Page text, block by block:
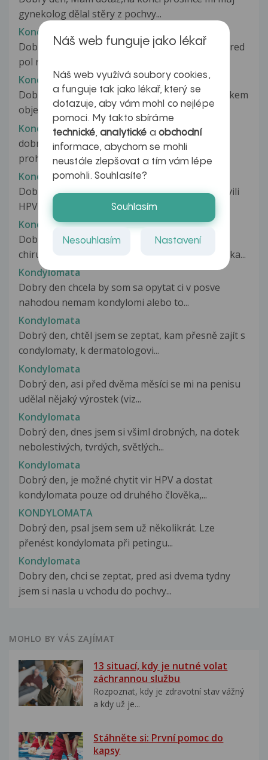
gynekolog dělal stěry z pochvy...
Kondylomata
Dobrý deň, kondylomata sa u mňa objavili asi pred
pol rokom. Pani doktorka...
Kondylomata
Dobrý den. Na penisu se mi před zhruba půl rokem
objevily drobné výrůstky...
Kondylomata
dobrý den,můj problém je že mě gynekol na
prohlídce po šestinedělí potvrdil...
Kondylomata
Dobrý den, u bývalé přítelkyně před 2 lety objevili
HPV vir. Já do té doby...
Kondylomata
Dobrý den, mám partnerku, která byla na
chirurgickém odstraněí kondylomat. Gynekoložka...
Kondylomata
Dobry den chcela by som sa opytat ci v posve
nahodou nemam kondylomi alebo to...
Kondylomata
Dobrý den, chtěl jsem se zeptat, kam přesně zajít s
condylomaty, k dermatologovi...
Kondylomata
Dobrý den, asi před dvěma měsíci se mi na penisu
udělal nějaký výrostek (viz...
Kondylomata
Dobrý den, dnes jsem si všiml drobných, na dotek
nebolestivých, tvrdých, světlých...
Kondylomata
Dobrý den, je možné chytit vir HPV a dostat
kondylomata pouze od druhého člověka,...
KONDYLOMATA
Dobrý den, psal jsem sem už několikrát. Lze
přenést kondylomata při petingu...
Kondylomata
Dobry den, chci se zeptat, pred asi dvema tydny
jsem si nasla u vchodu do pochvy...
MOHLO BY VÁS ZAJÍMAT
13 situací, kdy je nutné volat
záchrannou službu
Rozpoznat, kdy je zdravotní stav vážný
a kdy už je...
Stáhněte si: První pomoc do
kapsy
Náš web funguje jako lékař
Náš web využívá soubory cookies,
a funguje tak jako lékař, který se
dotazuje, aby vám mohl co nejlépe
pomoci. My takto sbíráme
technické,analytické a obchodní
informace, abychom se mohli
neustále zlepšovat a tím vám lépe
pomohli. Souhlasíte?
Souhlasím
Nesouhlasím Nastavení